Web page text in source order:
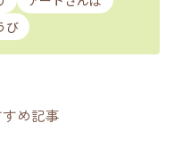
び
め記事